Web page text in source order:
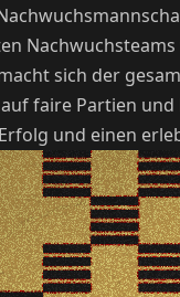
sich der
faire Partien
und einen